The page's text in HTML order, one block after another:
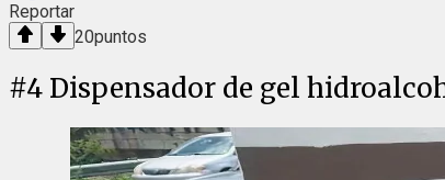
Reportar
20puntos
#4 Dispensador de gel